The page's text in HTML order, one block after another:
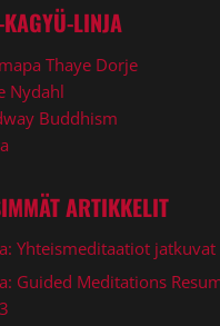
LINJA
Thaye Dorje
Nydahl
Buddhism
ARTIKKELIT
Yhteismeditaatiot jatkuvat
Guided Meditations